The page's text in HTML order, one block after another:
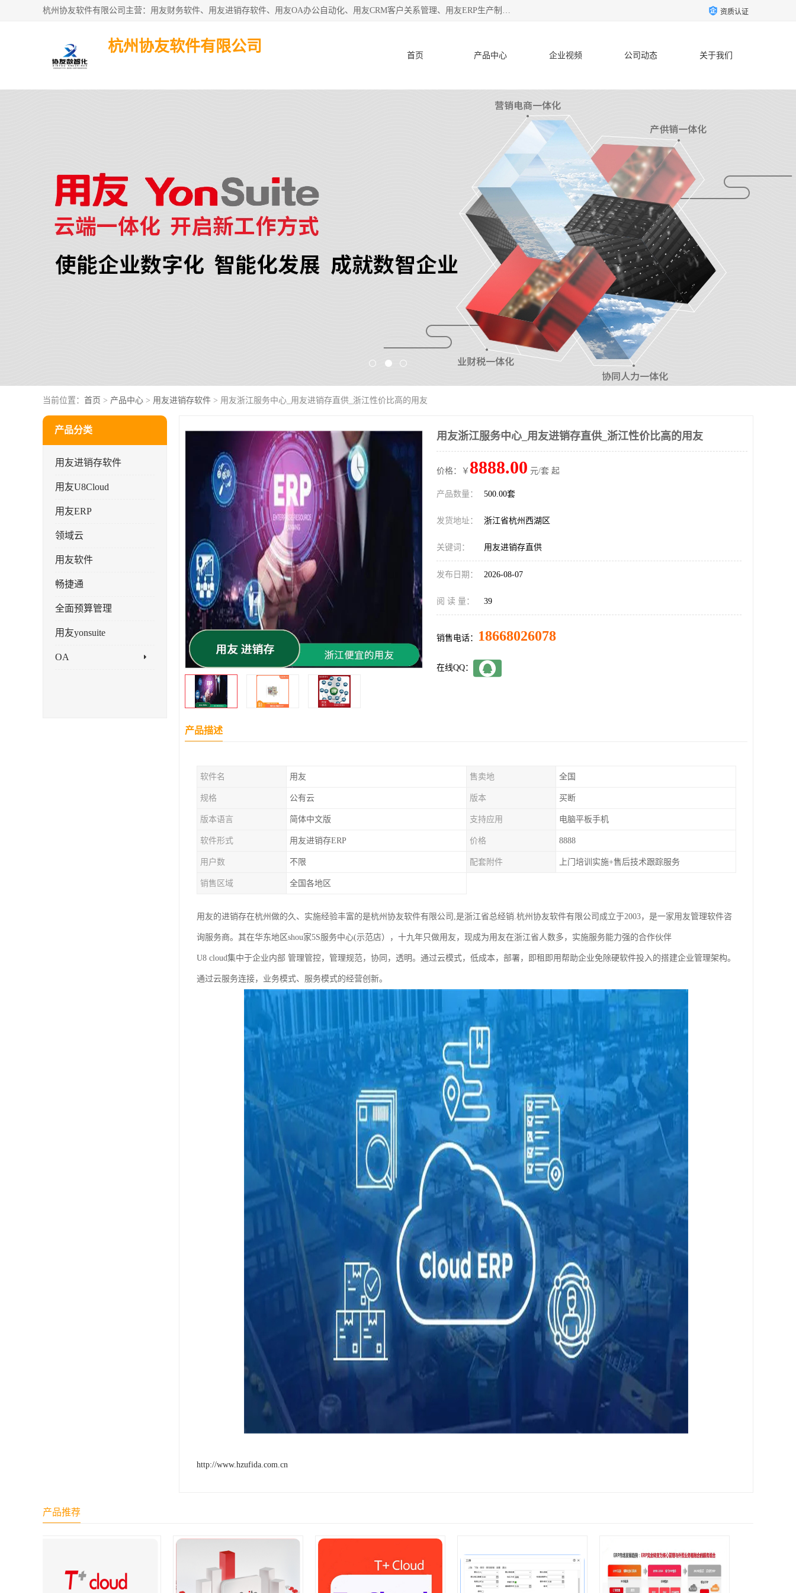
杭州协友软件有限公司主营：用友财务软件、用友进销存软件、用友OA办公自动化、用友CRM客户关系管理、用友ERP生产制造管理等;是一家用友管理软件咨询服务商。自创立至今，一直致力于为客户提供顾问式ERP管理解决方案务，为企业提供了财务管理、供应链和物流管理、生产制造管理、管理、知识与协同管理、客户关系管理等信息化建设领域的应用。 资质认证
杭州协友软件有限公司
首页 产品中心 企业视频 公司动态 关于我们
当前位置： 首页 > 产品中心 > 用友进销存软件 > 用友浙江服务中心_用友进销存直供_浙江性价比高的用友
产品分类
用友进销存软件
用友U8Cloud
用友ERP
领域云
用友软件
畅捷通
全面预算管理
用友yonsuite
OA
用友浙江服务中心_用友进销存直供_浙江性价比高的用友
价格：￥ 8888.00 元/套 起
产品数量： 500.00套
发货地址： 浙江省杭州西湖区
关键词： 用友进销存直供
发布日期： 2026-08-07
阅 读 量： 39
销售电话： 18668026078
在线QQ：
产品描述
软件名 用友 售卖地 全国
规格 公有云 版本 买断
版本语言 简体中文版 支持应用 电脑平板手机
软件形式 用友进销存ERP 价格 8888
用户数 不限 配套附件 上门培训实施+售后技术跟踪服务
销售区域 全国各地区
用友的进销存在杭州做的久、实施经验丰富的是杭州协友软件有限公司,是浙江省总经销.杭州协友软件有限公司成立于2003，是一家用友管理软件咨
询服务商。其在华东地区shou家5S服务中心(示范店），十九年只做用友，现成为用友在浙江省人数多，实施服务能力强的合作伙伴
U8 cloud集中于企业内部 管理管控，管理规范，协同，透明。通过云模式，低成本，部署，即租即用帮助企业免除硬软件投入的搭建企业管理架构。
通过云服务连接，业务模式、服务模式的经营创新。
http://www.hzufida.com.cn
产品推荐